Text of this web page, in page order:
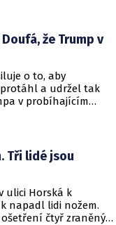
že Trump v
o to, aby
protáhl a udržel tak
v probíhajícím
Tři lidé jsou
ulici Horská k
napadl lidi nožem.
čtyř zraněných